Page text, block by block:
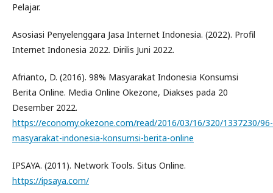
Pelajar.
Asosiasi Penyelenggara Jasa Internet Indonesia. (2022). Profil
Internet Indonesia 2022. Dirilis Juni 2022.
Afrianto, D. (2016). 98% Masyarakat Indonesia Konsumsi
Berita Online. Media Online Okezone, Diakses pada 20
Desember 2022.
https://economy.okezone.com/read/2016/03/16/320/1337230/96-
masyarakat-indonesia-konsumsi-berita-online
IPSAYA. (2011). Network Tools. Situs Online.
https://ipsaya.com/